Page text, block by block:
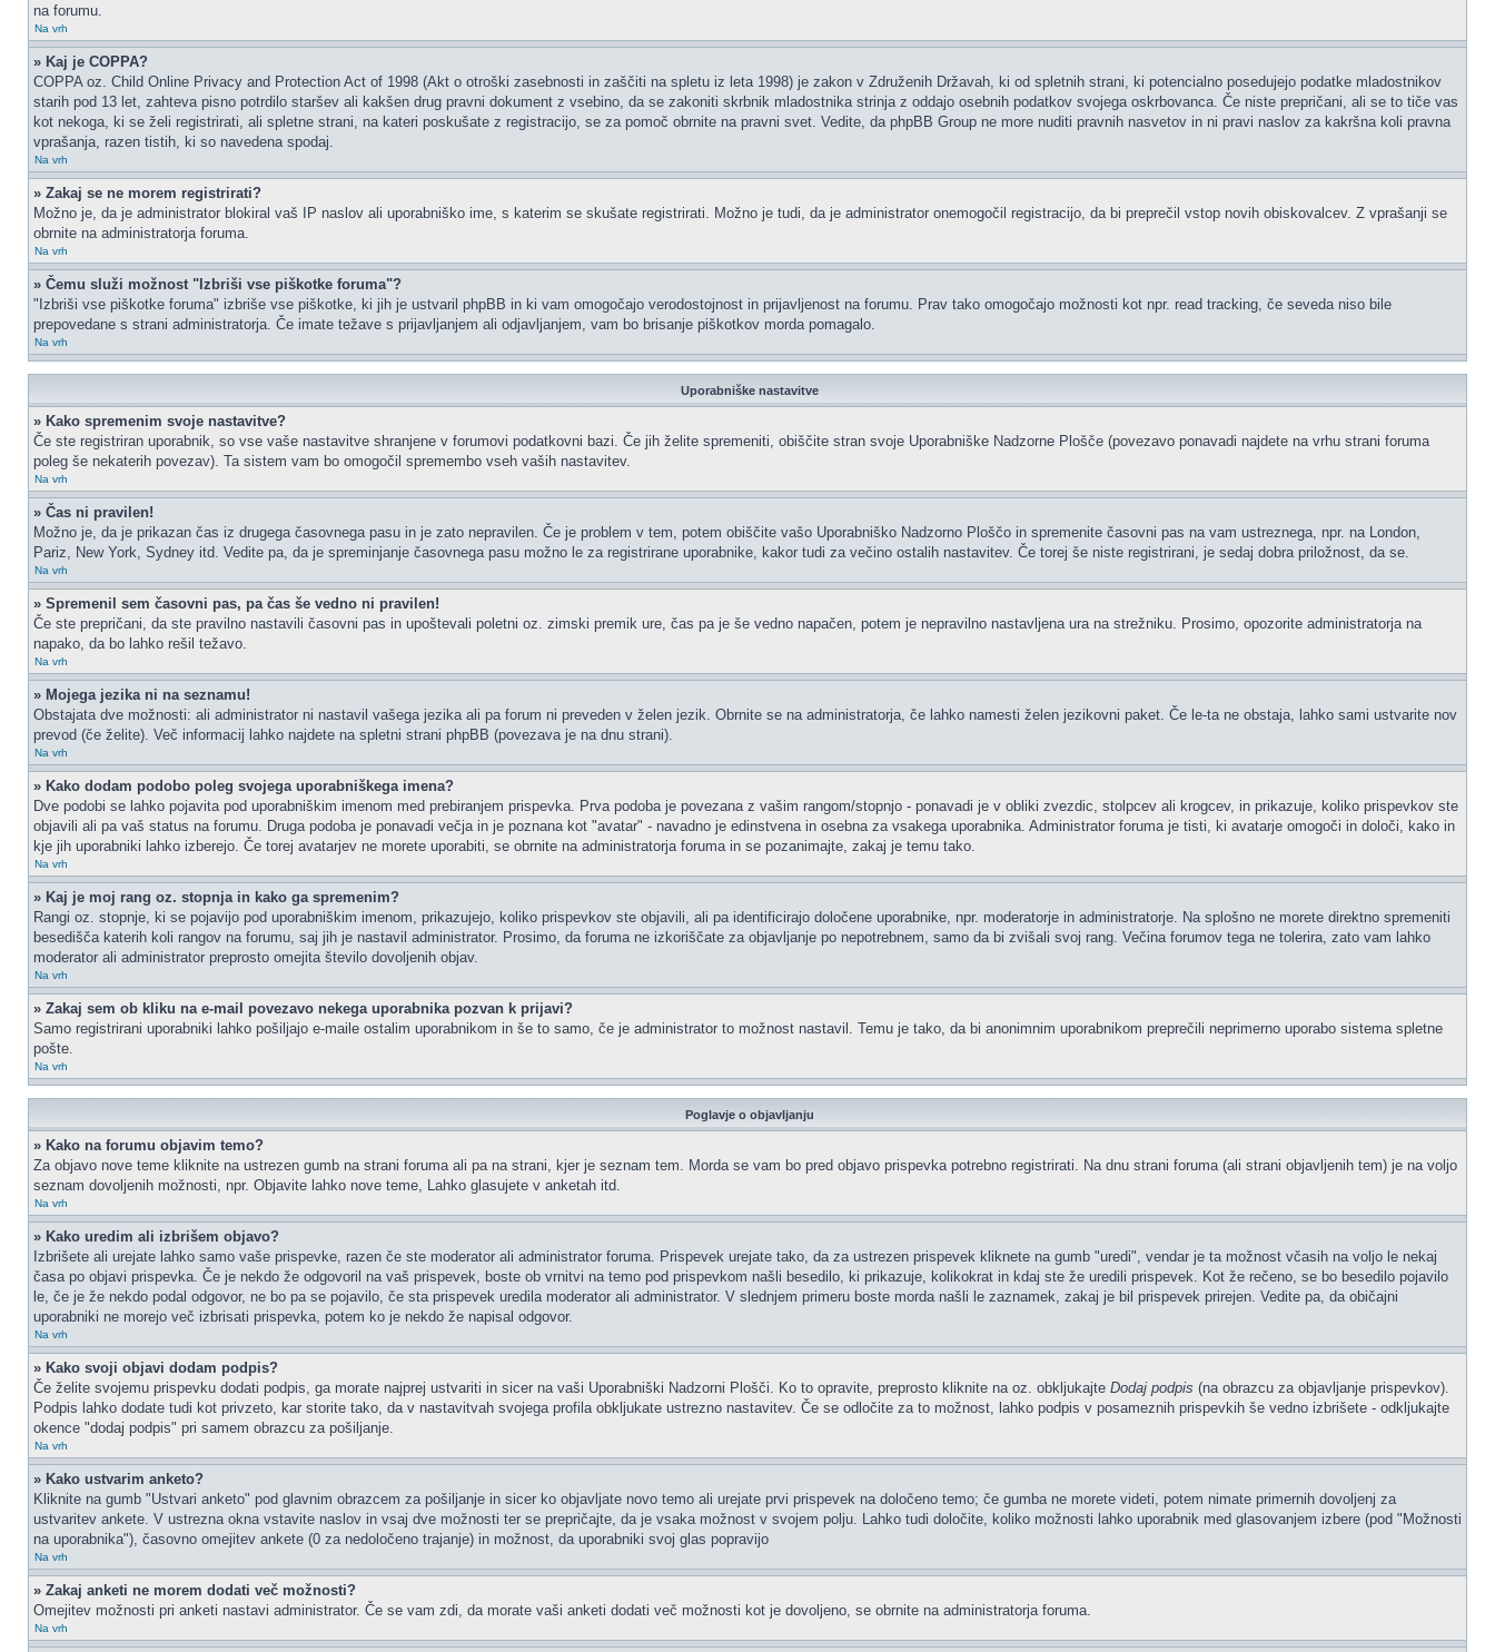
na forumu.
Na vrh
» Kaj je COPPA?
COPPA oz. Child Online Privacy and Protection Act of 1998 (Akt o otroški zasebnosti in zaščiti na spletu iz leta 1998) je zakon v Združenih Državah, ki od spletnih strani, ki potencialno posedujejo podatke mladostnikov
starih pod 13 let, zahteva pisno potrdilo staršev ali kakšen drug pravni dokument z vsebino, da se zakoniti skrbnik mladostnika strinja z oddajo osebnih podatkov svojega oskrbovanca. Če niste prepričani, ali se to tiče vas
kot nekoga, ki se želi registrirati, ali spletne strani, na kateri poskušate z registracijo, se za pomoč obrnite na pravni svet. Vedite, da phpBB Group ne more nuditi pravnih nasvetov in ni pravi naslov za kakršna koli pravna
vprašanja, razen tistih, ki so navedena spodaj.
Na vrh
» Zakaj se ne morem registrirati?
Možno je, da je administrator blokiral vaš IP naslov ali uporabniško ime, s katerim se skušate registrirati. Možno je tudi, da je administrator onemogočil registracijo, da bi preprečil vstop novih obiskovalcev. Z vprašanji se
obrnite na administratorja foruma.
Na vrh
» Čemu služi možnost "Izbriši vse piškotke foruma"?
"Izbriši vse piškotke foruma" izbriše vse piškotke, ki jih je ustvaril phpBB in ki vam omogočajo verodostojnost in prijavljenost na forumu. Prav tako omogočajo možnosti kot npr. read tracking, če seveda niso bile
prepovedane s strani administratorja. Če imate težave s prijavljanjem ali odjavljanjem, vam bo brisanje piškotkov morda pomagalo.
Na vrh
Uporabniške nastavitve
» Kako spremenim svoje nastavitve?
Če ste registriran uporabnik, so vse vaše nastavitve shranjene v forumovi podatkovni bazi. Če jih želite spremeniti, obiščite stran svoje Uporabniške Nadzorne Plošče (povezavo ponavadi najdete na vrhu strani foruma
poleg še nekaterih povezav). Ta sistem vam bo omogočil spremembo vseh vaših nastavitev.
Na vrh
» Čas ni pravilen!
Možno je, da je prikazan čas iz drugega časovnega pasu in je zato nepravilen. Če je problem v tem, potem obiščite vašo Uporabniško Nadzorno Ploščo in spremenite časovni pas na vam ustreznega, npr. na London,
Pariz, New York, Sydney itd. Vedite pa, da je spreminjanje časovnega pasu možno le za registrirane uporabnike, kakor tudi za večino ostalih nastavitev. Če torej še niste registrirani, je sedaj dobra priložnost, da se.
Na vrh
» Spremenil sem časovni pas, pa čas še vedno ni pravilen!
Če ste prepričani, da ste pravilno nastavili časovni pas in upoštevali poletni oz. zimski premik ure, čas pa je še vedno napačen, potem je nepravilno nastavljena ura na strežniku. Prosimo, opozorite administratorja na
napako, da bo lahko rešil težavo.
Na vrh
» Mojega jezika ni na seznamu!
Obstajata dve možnosti: ali administrator ni nastavil vašega jezika ali pa forum ni preveden v želen jezik. Obrnite se na administratorja, če lahko namesti želen jezikovni paket. Če le-ta ne obstaja, lahko sami ustvarite nov
prevod (če želite). Več informacij lahko najdete na spletni strani phpBB (povezava je na dnu strani).
Na vrh
» Kako dodam podobo poleg svojega uporabniškega imena?
Dve podobi se lahko pojavita pod uporabniškim imenom med prebiranjem prispevka. Prva podoba je povezana z vašim rangom/stopnjo - ponavadi je v obliki zvezdic, stolpcev ali krogcev, in prikazuje, koliko prispevkov ste
objavili ali pa vaš status na forumu. Druga podoba je ponavadi večja in je poznana kot "avatar" - navadno je edinstvena in osebna za vsakega uporabnika. Administrator foruma je tisti, ki avatarje omogoči in določi, kako in
kje jih uporabniki lahko izberejo. Če torej avatarjev ne morete uporabiti, se obrnite na administratorja foruma in se pozanimajte, zakaj je temu tako.
Na vrh
» Kaj je moj rang oz. stopnja in kako ga spremenim?
Rangi oz. stopnje, ki se pojavijo pod uporabniškim imenom, prikazujejo, koliko prispevkov ste objavili, ali pa identificirajo določene uporabnike, npr. moderatorje in administratorje. Na splošno ne morete direktno spremeniti
besedišča katerih koli rangov na forumu, saj jih je nastavil administrator. Prosimo, da foruma ne izkoriščate za objavljanje po nepotrebnem, samo da bi zvišali svoj rang. Večina forumov tega ne tolerira, zato vam lahko
moderator ali administrator preprosto omejita število dovoljenih objav.
Na vrh
» Zakaj sem ob kliku na e-mail povezavo nekega uporabnika pozvan k prijavi?
Samo registrirani uporabniki lahko pošiljajo e-maile ostalim uporabnikom in še to samo, če je administrator to možnost nastavil. Temu je tako, da bi anonimnim uporabnikom preprečili neprimerno uporabo sistema spletne
pošte.
Na vrh
Poglavje o objavljanju
» Kako na forumu objavim temo?
Za objavo nove teme kliknite na ustrezen gumb na strani foruma ali pa na strani, kjer je seznam tem. Morda se vam bo pred objavo prispevka potrebno registrirati. Na dnu strani foruma (ali strani objavljenih tem) je na voljo
seznam dovoljenih možnosti, npr. Objavite lahko nove teme, Lahko glasujete v anketah itd.
Na vrh
» Kako uredim ali izbrišem objavo?
Izbrišete ali urejate lahko samo vaše prispevke, razen če ste moderator ali administrator foruma. Prispevek urejate tako, da za ustrezen prispevek kliknete na gumb "uredi", vendar je ta možnost včasih na voljo le nekaj
časa po objavi prispevka. Če je nekdo že odgovoril na vaš prispevek, boste ob vrnitvi na temo pod prispevkom našli besedilo, ki prikazuje, kolikokrat in kdaj ste že uredili prispevek. Kot že rečeno, se bo besedilo pojavilo
le, če je že nekdo podal odgovor, ne bo pa se pojavilo, če sta prispevek uredila moderator ali administrator. V slednjem primeru boste morda našli le zaznamek, zakaj je bil prispevek prirejen. Vedite pa, da običajni
uporabniki ne morejo več izbrisati prispevka, potem ko je nekdo že napisal odgovor.
Na vrh
» Kako svoji objavi dodam podpis?
Če želite svojemu prispevku dodati podpis, ga morate najprej ustvariti in sicer na vaši Uporabniški Nadzorni Plošči. Ko to opravite, preprosto kliknite na oz. obkljukajte Dodaj podpis (na obrazcu za objavljanje prispevkov).
Podpis lahko dodate tudi kot privzeto, kar storite tako, da v nastavitvah svojega profila obkljukate ustrezno nastavitev. Če se odločite za to možnost, lahko podpis v posameznih prispevkih še vedno izbrišete - odkljukajte
okence "dodaj podpis" pri samem obrazcu za pošiljanje.
Na vrh
» Kako ustvarim anketo?
Kliknite na gumb "Ustvari anketo" pod glavnim obrazcem za pošiljanje in sicer ko objavljate novo temo ali urejate prvi prispevek na določeno temo; če gumba ne morete videti, potem nimate primernih dovoljenj za
ustvaritev ankete. V ustrezna okna vstavite naslov in vsaj dve možnosti ter se prepričajte, da je vsaka možnost v svojem polju. Lahko tudi določite, koliko možnosti lahko uporabnik med glasovanjem izbere (pod "Možnosti
na uporabnika"), časovno omejitev ankete (0 za nedoločeno trajanje) in možnost, da uporabniki svoj glas popravijo
Na vrh
» Zakaj anketi ne morem dodati več možnosti?
Omejitev možnosti pri anketi nastavi administrator. Če se vam zdi, da morate vaši anketi dodati več možnosti kot je dovoljeno, se obrnite na administratorja foruma.
Na vrh